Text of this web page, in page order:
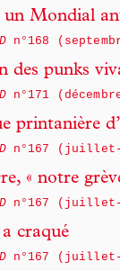
Mondial
n°168
des punks
n°171
printanière
n°167 (juillet-
« notre
n°167 (juillet-
craqué
n°167 (juillet-